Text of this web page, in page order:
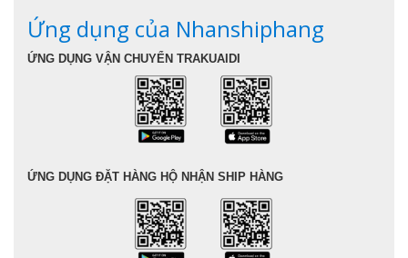
Ứng dụng của Nhanshiphang
ỨNG DỤNG VẬN CHUYỂN TRAKUAIDI
ỨNG DỤNG ĐẶT HÀNG HỘ NHẬN SHIP HÀNG